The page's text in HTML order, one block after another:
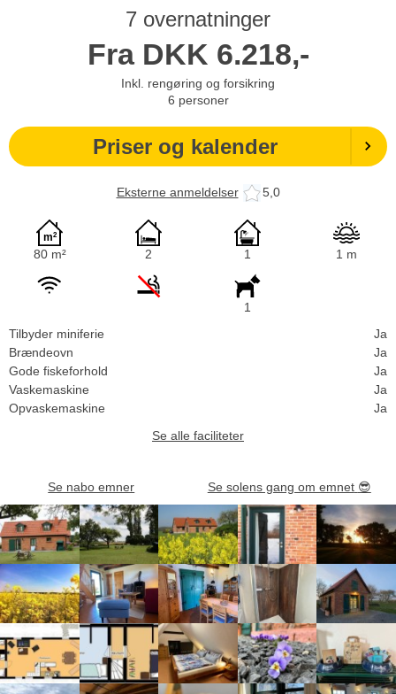
7 overnatninger
Fra DKK 6.218,-
Inkl. rengøring og forsikring
6 personer
Priser og kalender
Eksterne anmeldelser 5,0
80 m² 2 1 1 m
1
Tilbyder miniferie
Ja
Brændeovn
Ja
Gode fiskeforhold
Ja
Vaskemaskine
Ja
Opvaskemaskine
Ja
Se alle faciliteter
Se nabo emner Se solens gang om emnet 😎